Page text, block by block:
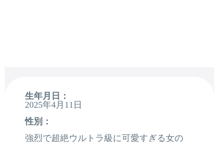
生年月日：
2025年4月11日
性別：
強烈で超絶ウルトラ級に可愛すぎる女の